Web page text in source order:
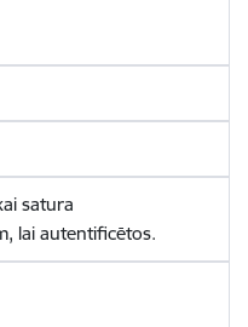
satura
lai autentificētos.